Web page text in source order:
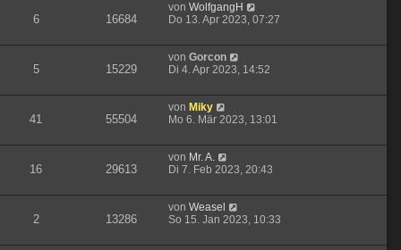
6 16684
von WolfgangH
Do 13. Apr 2023, 07:27
5 15229
von Gorcon
Di 4. Apr 2023, 14:52
41 55504
von Miky
Mo 6. Mär 2023, 13:01
16 29613
von Mr. A.
Di 7. Feb 2023, 20:43
2 13286
von Weasel
So 15. Jan 2023, 10:33